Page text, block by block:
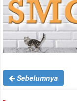
Sebelumnya